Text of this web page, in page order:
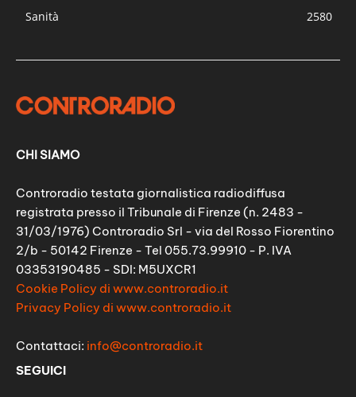
Sanità
2580
CHI SIAMO
Controradio testata giornalistica radiodiffusa
registrata presso il Tribunale di Firenze (n. 2483 -
31/03/1976) Controradio Srl - via del Rosso Fiorentino
2/b - 50142 Firenze - Tel 055.73.99910 - P. IVA
03353190485 - SDI: M5UXCR1
Cookie Policy di www.controradio.it
Privacy Policy di www.controradio.it
Contattaci: info@controradio.it
SEGUICI